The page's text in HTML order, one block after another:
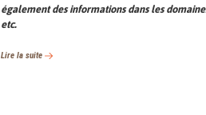
également des informations dans les
etc.
Lire la suite